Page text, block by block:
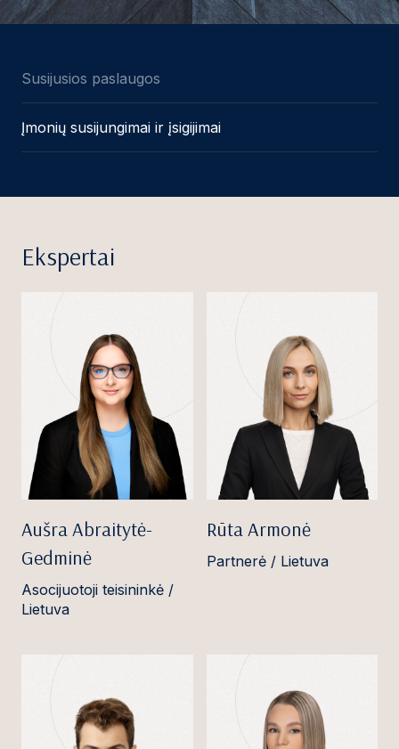
Susijusios paslaugos
Įmonių susijungimai ir įsigijimai
Ekspertai
Aušra Abraitytė-
Gedminė
Asocijuotoji teisininkė /
Lietuva
Rūta Armonė
Partnerė / Lietuva